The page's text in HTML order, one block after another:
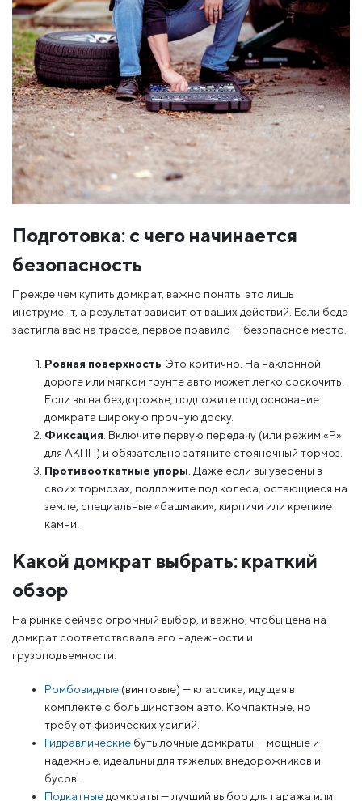
Подготовка: с чего начинается
безопасность
Прежде чем купить домкрат, важно понять: это лишь
инструмент, а результат зависит от ваших действий. Если беда
застигла вас на трассе, первое правило — безопасное место.
Ровная поверхность . Это критично. На наклонной
дороге или мягком грунте авто может легко соскочить.
Если вы на бездорожье, подложите под основание
домкрата широкую прочную доску.
Фиксация . Включите первую передачу (или режим «P»
для АКПП) и обязательно затяните стояночный тормоз.
Противооткатные упоры . Даже если вы уверены в
своих тормозах, подложите под колеса, остающиеся на
земле, специальные «башмаки», кирпичи или крепкие
камни.
Какой домкрат выбрать: краткий
обзор
На рынке сейчас огромный выбор, и важно, чтобы цена на
домкрат соответствовала его надежности и
грузоподъемности.
Ромбовидные (винтовые) — классика, идущая в
комплекте с большинством авто. Компактные, но
требуют физических усилий.
Гидравлические бутылочные домкраты — мощные и
надежные, идеальны для тяжелых внедорожников и
бусов.
Подкатные домкраты — лучший выбор для гаража или